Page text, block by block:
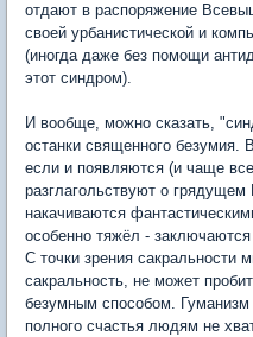
отдают в распоряжение
своей урбанистической и
(иногда даже без помощи
этот синдром).
И вообще, можно сказать,
останки священного
если и появляются (и чаще
разглагольствуют о
накачиваются
особенно тяжёл -
С точки зрения сакральности
сакральность, не может
безумным способом.
полного счастья людям не